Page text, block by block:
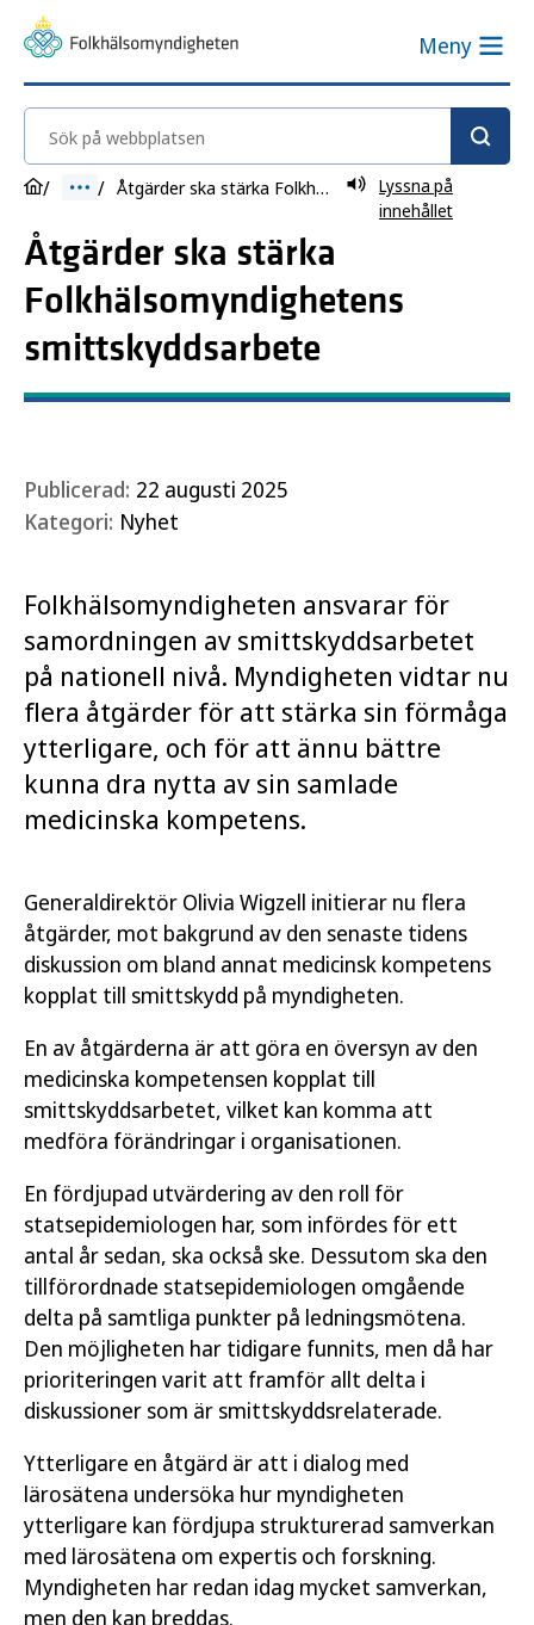
Meny
Sök på webbplatsen
Åtgärder ska stärka Folkhälsomyndighetens smittskyddsarbete
Lyssna på
innehållet
Åtgärder ska stärka
Folkhälsomyndighetens
smittskyddsarbete
Publicerad: 22 augusti 2025
Kategori: Nyhet
Folkhälsomyndigheten ansvarar för
samordningen av smittskyddsarbetet
på nationell nivå. Myndigheten vidtar nu
flera åtgärder för att stärka sin förmåga
ytterligare, och för att ännu bättre
kunna dra nytta av sin samlade
medicinska kompetens.
Generaldirektör Olivia Wigzell initierar nu flera
åtgärder, mot bakgrund av den senaste tidens
diskussion om bland annat medicinsk kompetens
kopplat till smittskydd på myndigheten.
En av åtgärderna är att göra en översyn av den
medicinska kompetensen kopplat till
smittskyddsarbetet, vilket kan komma att
medföra förändringar i organisationen.
En fördjupad utvärdering av den roll för
statsepidemiologen har, som infördes för ett
antal år sedan, ska också ske. Dessutom ska den
tillförordnade statsepidemiologen omgående
delta på samtliga punkter på ledningsmötena.
Den möjligheten har tidigare funnits, men då har
prioriteringen varit att framför allt delta i
diskussioner som är smittskyddsrelaterade.
Ytterligare en åtgärd är att i dialog med
lärosätena undersöka hur myndigheten
ytterligare kan fördjupa strukturerad samverkan
med lärosätena om expertis och forskning.
Myndigheten har redan idag mycket samverkan,
men den kan breddas.